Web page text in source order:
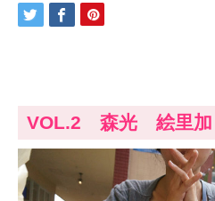
VOL.2 森光 絵里
特集